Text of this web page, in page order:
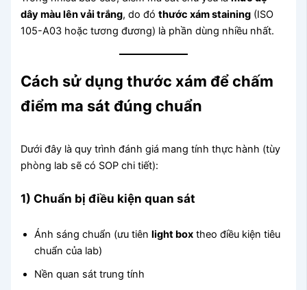
dây màu lên vải trắng, do đóthước xám staining (ISO
105-A03 hoặc tương đương) là phần dùng nhiều nhất.
Cách sử dụng thước xám để chấm
điểm ma sát đúng chuẩn
Dưới đây là quy trình đánh giá mang tính thực hành (tùy
phòng lab sẽ có SOP chi tiết):
1) Chuẩn bị điều kiện quan sát
Ánh sáng chuẩn (ưu tiênlight box theo điều kiện tiêu
chuẩn của lab)
Nền quan sát trung tính